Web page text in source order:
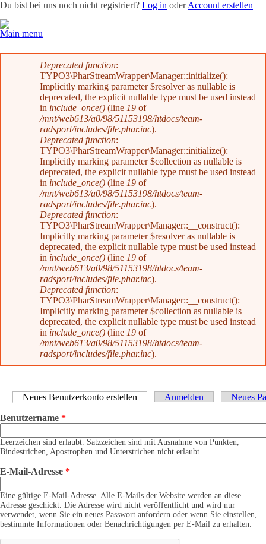
Du bist bei uns noch nicht registriert? Log in oderAccount erstellen
Main menu
Fehlermeldung
Deprecated function:
TYPO3\PharStreamWrapper\Manager::initialize():
Implicitly marking parameter $resolver as nullable is
deprecated, the explicit nullable type must be used instead
in include_once() (line 19 of
/mnt/web613/a0/98/51153198/htdocs/team-
radsport/includes/file.phar.inc).
Deprecated function:
TYPO3\PharStreamWrapper\Manager::initialize():
Implicitly marking parameter $collection as nullable is
deprecated, the explicit nullable type must be used instead
in include_once() (line 19 of
/mnt/web613/a0/98/51153198/htdocs/team-
radsport/includes/file.phar.inc).
Deprecated function:
TYPO3\PharStreamWrapper\Manager::__construct():
Implicitly marking parameter $resolver as nullable is
deprecated, the explicit nullable type must be used instead
in include_once() (line 19 of
/mnt/web613/a0/98/51153198/htdocs/team-
radsport/includes/file.phar.inc).
Deprecated function:
TYPO3\PharStreamWrapper\Manager::__construct():
Implicitly marking parameter $collection as nullable is
deprecated, the explicit nullable type must be used instead
in include_once() (line 19 of
/mnt/web613/a0/98/51153198/htdocs/team-
radsport/includes/file.phar.inc).
Haupt-Reiter
Neues Benutzerkonto erstellen (aktiver Reiter)
Anmelden Neues
Benutzername *
Leerzeichen sind erlaubt. Satzzeichen sind mit Ausnahme von Punkten,
Bindestrichen, Apostrophen und Unterstrichen nicht erlaubt.
E-Mail-Adresse *
Eine gültige E-Mail-Adresse. Alle E-Mails der Website werden an diese
Adresse geschickt. Die Adresse wird nicht veröffentlicht und wird nur
verwendet, wenn Sie ein neues Passwort anfordern oder wenn Sie einstellen,
bestimmte Informationen oder Benachrichtigungen per E-Mail zu erhalten.